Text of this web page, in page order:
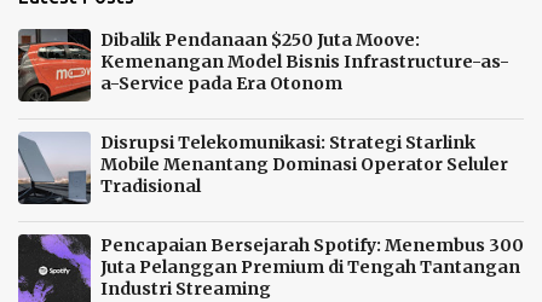
Dibalik Pendanaan $250 Juta Moove:
Kemenangan Model Bisnis Infrastructure-as-
a-Service pada Era Otonom
Disrupsi Telekomunikasi: Strategi Starlink
Mobile Menantang Dominasi Operator Seluler
Tradisional
Pencapaian Bersejarah Spotify: Menembus 300
Juta Pelanggan Premium di Tengah Tantangan
Industri Streaming